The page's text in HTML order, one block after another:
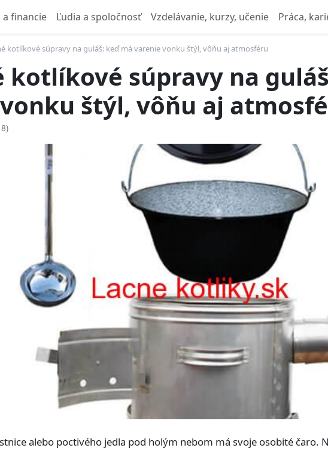
a financie Ľudia a spoločnosť Vzdelávanie, kurzy, učenie Práca,
kotlíkové súpravy na guláš: keď má varenie vonku štýl, vôňu aj atmosféru
kotlíkové súpravy na
štýl, vôňu aj
alebo poctivého jedla pod holým nebom má svoje osobité čaro.